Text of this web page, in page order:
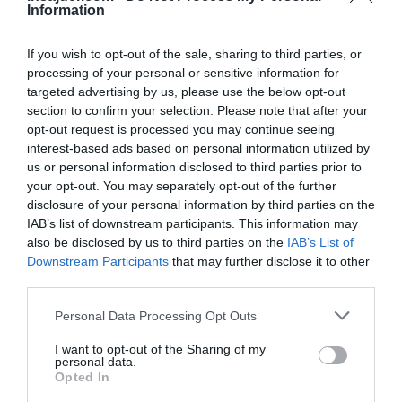
Information
If you wish to opt-out of the sale, sharing to third parties, or
processing of your personal or sensitive information for
targeted advertising by us, please use the below opt-out
section to confirm your selection. Please note that after your
opt-out request is processed you may continue seeing
interest-based ads based on personal information utilized by
us or personal information disclosed to third parties prior to
your opt-out. You may separately opt-out of the further
disclosure of your personal information by third parties on the
IAB’s list of downstream participants. This information may
also be disclosed by us to third parties on the IAB’s List of
Downstream Participants that may further disclose it to other
Personal Data Processing Opt Outs
I want to opt-out of the Sharing of my
personal data.
Opted In
sezonskih delovnih taborov iz sovjetske dobe,
dela in bili za to tudi plačani.
Ko gre za rusofobijo oziroma še bolje
za »rusofrenijo« (ker isti avtorji v isti
sapi istočasno shizofreno trdijo, da
Rusija »propada« in hkrati, da bo že
jutri napadla vso Evropo) jih priteptanju
resnicene moti prav nič in vse je
posvečeno le enemu cilju –satanizaciji
Rusije.
Govorila je o prostovoljnem poletnem delu, da
bi otroci ostali zaposleni preko poletja, ko ni
šole, ne pa o neki nacionalni politiki oživljanja